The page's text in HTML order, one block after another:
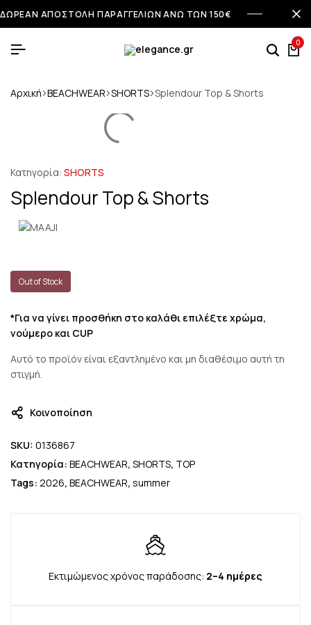
ΔΩΡΕΑΝ ΑΠΟΣΤΟΛΗ ΠΑΡΑΓΓΕΛΙΩΝ ΑΝΩ ΤΩΝ 150€
0
Αρχική BEACHWEAR SHORTS Splendour Top & Shorts
Κατηγορία: SHORTS
Splendour Top & Shorts
Out of Stock
*Για να γίνει προσθήκη στο καλάθι επιλέξτε χρώμα,
νούμερο και CUP
Αυτό το προϊόν είναι εξαντλημένο και μη διαθέσιμο αυτή τη
στιγμή.
Κοινοποίηση
SKU: 0136867
Κατηγορία: BEACHWEAR, SHORTS, TOP
Tags: 2026, BEACHWEAR, summer
Εκτιμώμενος χρόνος παράδοσης: 2–4 ημέρες